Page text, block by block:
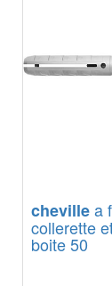
chevillea
collerette
boite 50